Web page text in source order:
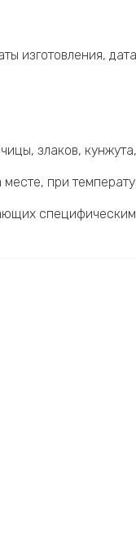
изготовления,
злаков,
при